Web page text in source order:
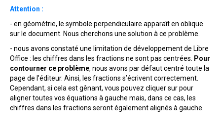
Attention :
- en géométrie, le symbole perpendiculaire apparaît en oblique
sur le document. Nous cherchons une solution à ce problème.
- nous avons constaté une limitation de développement de Libre
Office : les chiffres dans les fractions ne sont pas centrées. Pour
contourner ce problème, nous avons par défaut centré toute la
page de l’éditeur. Ainsi, les fractions s’écrivent correctement.
Cependant, si cela est gênant, vous pouvez cliquer sur pour
aligner toutes vos équations à gauche mais, dans ce cas, les
chiffres dans les fractions seront également alignés à gauche.